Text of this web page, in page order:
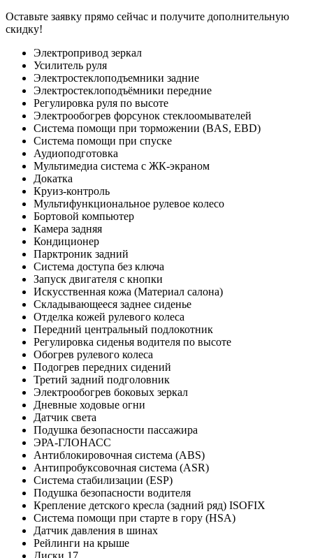
Оставьте заявку прямо сейчас и получите дополнительную
скидку!
Электропривод зеркал
Усилитель руля
Электростеклоподъемники задние
Электростеклоподъёмники передние
Регулировка руля по высоте
Электрообогрев форсунок стеклоомывателей
Система помощи при торможении (BAS, EBD)
Система помощи при спуске
Аудиоподготовка
Мультимедиа система с ЖК-экраном
Докатка
Круиз-контроль
Мультифункциональное рулевое колесо
Бортовой компьютер
Камера задняя
Кондиционер
Парктроник задний
Система доступа без ключа
Запуск двигателя с кнопки
Искусственная кожа (Материал салона)
Складывающееся заднее сиденье
Отделка кожей рулевого колеса
Передний центральный подлокотник
Регулировка сиденья водителя по высоте
Обогрев рулевого колеса
Подогрев передних сидений
Третий задний подголовник
Электрообогрев боковых зеркал
Дневные ходовые огни
Датчик света
Подушка безопасности пассажира
ЭРА-ГЛОНАСС
Антиблокировочная система (ABS)
Антипробуксовочная система (ASR)
Система стабилизации (ESP)
Подушка безопасности водителя
Крепление детского кресла (задний ряд) ISOFIX
Система помощи при старте в гору (HSA)
Датчик давления в шинах
Рейлинги на крыше